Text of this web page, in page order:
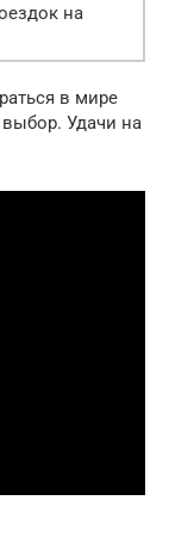
на
в мире
Удачи на